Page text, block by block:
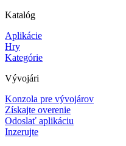
Katalóg
Aplikácie
Hry
Kategórie
Vývojári
Konzola pre vývojárov
Získajte overenie
Odoslať aplikáciu
Inzerujte